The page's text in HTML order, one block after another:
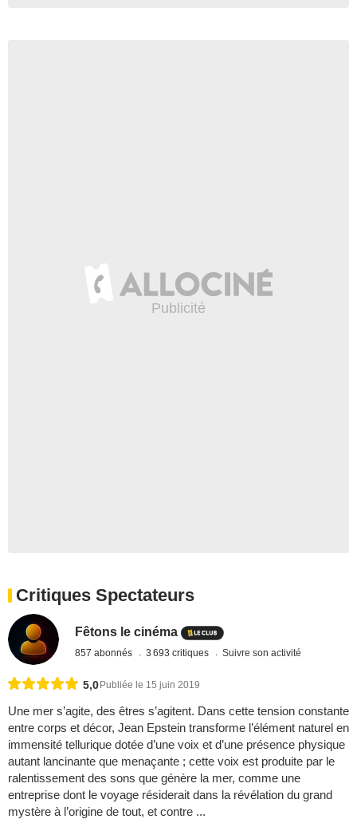
Critiques Spectateurs
Fêtons le cinéma
857 abonnés 3 693 critiques Suivre son activité
5,0 Publiée le 15 juin 2019
Une mer s’agite, des êtres s’agitent. Dans cette tension constante
entre corps et décor, Jean Epstein transforme l’élément naturel en
immensité tellurique dotée d’une voix et d’une présence physique
autant lancinante que menaçante ; cette voix est produite par le
ralentissement des sons que génère la mer, comme une
entreprise dont le voyage résiderait dans la révélation du grand
mystère à l’origine de tout, et contre ...